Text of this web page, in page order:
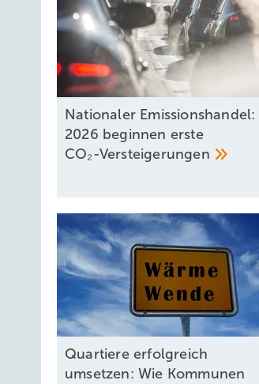
Nationaler Emissionshandel:
2026 beginnen erste
CO₂-Versteigerungen
Quartiere erfolgreich
umsetzen: Wie Kommunen